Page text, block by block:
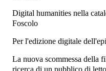
Digital humanities nella
Foscolo
Per l'edizione digitale
La nuova scommessa della